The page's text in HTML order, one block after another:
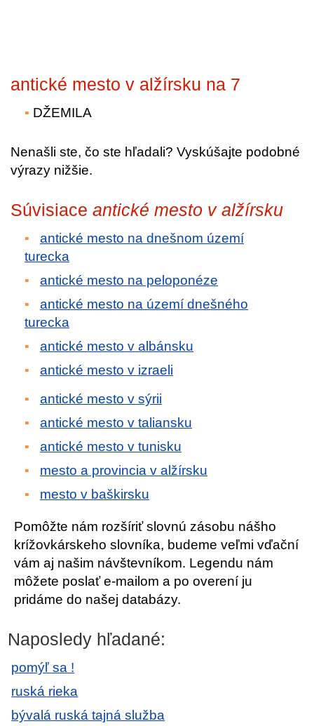
antické mesto v alžírsku na 7
DŽEMILA
Nenašli ste, čo ste hľadali? Vyskúšajte podobné
výrazy nižšie.
Súvisiace antické mesto v alžírsku
antické mesto na dnešnom území
turecka
antické mesto na peloponéze
antické mesto na území dnešného
turecka
antické mesto v albánsku
antické mesto v izraeli
antické mesto v sýrii
antické mesto v taliansku
antické mesto v tunisku
mesto a provincia v alžírsku
mesto v baškirsku
Pomôžte nám rozšíriť slovnú zásobu nášho
krížovkárskeho slovníka, budeme veľmi vďační
vám aj našim návštevníkom. Legendu nám
môžete poslať e-mailom a po overení ju
pridáme do našej databázy.
Naposledy hľadané:
pomýľ sa !
ruská rieka
bývalá ruská tajná služba